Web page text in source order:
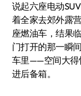
说起六座电动SUV，我第一时间想到的就是上个月带
着全家去郊外露
座燃油车，结果
门打开的那一瞬
车里——空间大得
进后备箱。